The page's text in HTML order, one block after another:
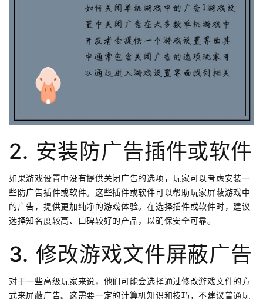
2. 安装防广告插件或软件
如果游戏设置中没有提供关闭广告的选项，玩家可以考虑安装一
些防广告插件或软件。这些插件或软件可以帮助玩家屏蔽游戏中
的广告，提供更加纯净的游戏体验。在选择插件或软件时，建议
选择知名度较高、口碑较好的产品，以确保安全可靠。
3. 修改游戏文件屏蔽广告
对于一些高级玩家来说，他们可能会选择通过修改游戏文件的方
式来屏蔽广告。这需要一定的计算机知识和技巧，不建议普通玩